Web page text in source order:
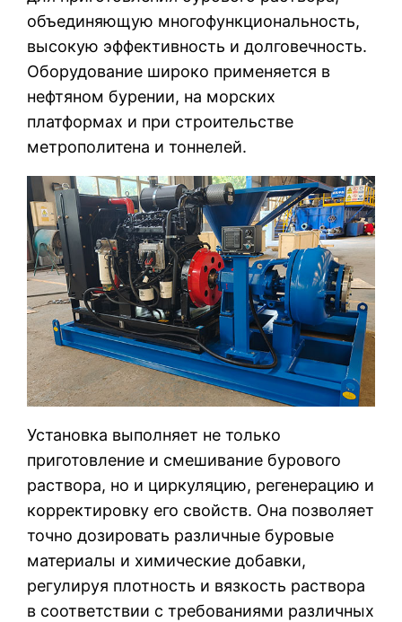
объединяющую многофункциональность,
высокую эффективность и долговечность.
Оборудование широко применяется в
нефтяном бурении, на морских
платформах и при строительстве
метрополитена и тоннелей.
Установка выполняет не только
приготовление и смешивание бурового
раствора, но и циркуляцию, регенерацию и
корректировку его свойств. Она позволяет
точно дозировать различные буровые
материалы и химические добавки,
регулируя плотность и вязкость раствора
в соответствии с требованиями различных